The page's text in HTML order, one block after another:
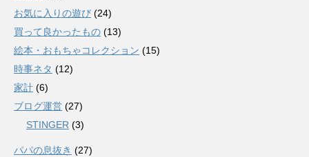
お気に入りの遊び (24)
買って良かったもの (13)
絵本・おもちゃコレクション (15)
時事ネタ (12)
家計 (6)
ブログ運営 (27)
STINGER (3)
パパの息抜き (27)